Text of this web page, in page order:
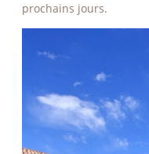
prochains jours.